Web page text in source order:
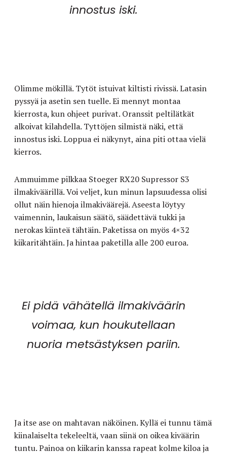
innostus iski.
Olimme mökillä. Tytöt istuivat kiltisti rivissä. Latasin
pyssyä ja asetin sen tuelle. Ei mennyt montaa
kierrosta, kun ohjeet purivat. Oranssit peltilätkät
alkoivat kilahdella. Tyttöjen silmistä näki, että
innostus iski. Loppua ei näkynyt, aina piti ottaa vielä
kierros.
Ammuimme pilkkaa Stoeger RX20 Supressor S3
ilmakiväärillä. Voi veljet, kun minun lapsuudessa olisi
ollut näin hienoja ilmakiväärejä. Aseesta löytyy
vaimennin, laukaisun säätö, säädettävä tukki ja
nerokas kiinteä tähtäin. Paketissa on myös 4×32
kiikaritähtäin. Ja hintaa paketilla alle 200 euroa.
Ei pidä vähätellä ilmakiväärin
voimaa, kun houkutellaan
nuoria metsästyksen pariin.
Ja itse ase on mahtavan näköinen. Kyllä ei tunnu tämä
kiinalaiselta tekeleeltä, vaan siinä on oikea kiväärin
tuntu. Painoa on kiikarin kanssa rapeat kolme kiloa ja